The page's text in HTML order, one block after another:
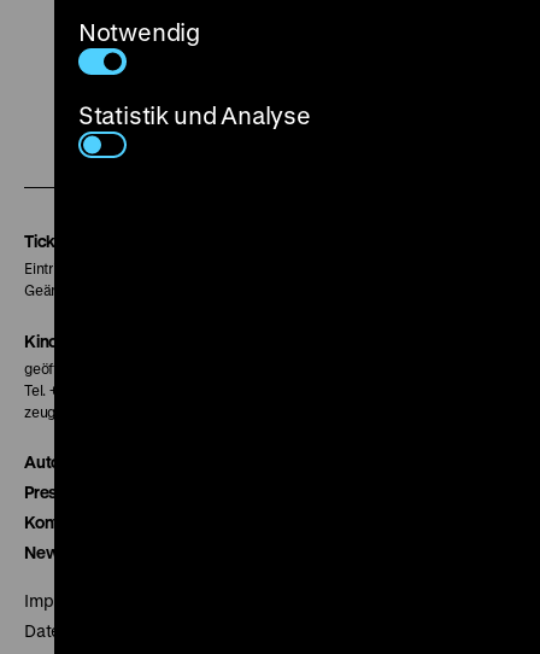
Zu
Tickets
Eintritt 5 €
Geänderte Preise sind im Programm vermerkt.
Kinokasse
geöffnet 30 Minuten vor Beginn der ersten Vorstellung
Tel. + 49 30 20304-770
zeughauskino@dhm.de
Autor*innen
Presse
Kontakt
Newsletter
Impressum
Datenschutz
Notwendig
Statistik und Analyse